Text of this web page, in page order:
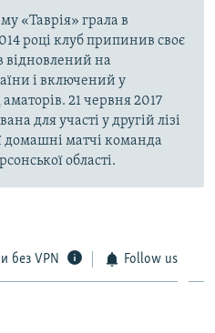
«Таврія» грала в
році клуб припинив своє
відновлений на
і включений у
21 червня 2017
для участі у другій лізі
домашні матчі команда
області.
без VPN Follow us